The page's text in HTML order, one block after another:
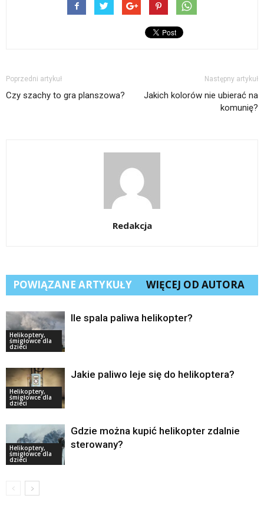
Poprzedni artykuł
Czy szachy to gra planszowa?
Następny artykuł
Jakich kolorów nie ubierać na
komunię?
Redakcja
POWIĄZANE ARTYKUŁY WIĘCEJ OD AUTORA
Helikoptery,
śmigłowce dla
dzieci
Ile spala paliwa helikopter?
Helikoptery,
śmigłowce dla
dzieci
Jakie paliwo leje się do helikoptera?
Helikoptery,
śmigłowce dla
dzieci
Gdzie można kupić helikopter zdalnie
sterowany?